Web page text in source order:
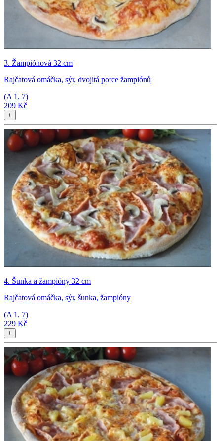
3. Žampiónová 32 cm
Rajčatová omáčka, sýr, dvojitá porce žampiónů
(A 1, 7)
209 Kč
+
4. Šunka a žampióny 32 cm
Rajčatová omáčka, sýr, šunka, žampióny
(A 1, 7)
229 Kč
+